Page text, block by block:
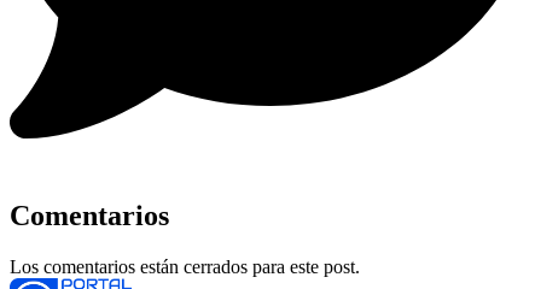
Comentarios
Los comentarios están cerrados para este post.